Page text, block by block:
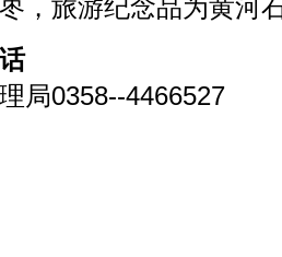
旅游纪念品为黄河
0358--4466527